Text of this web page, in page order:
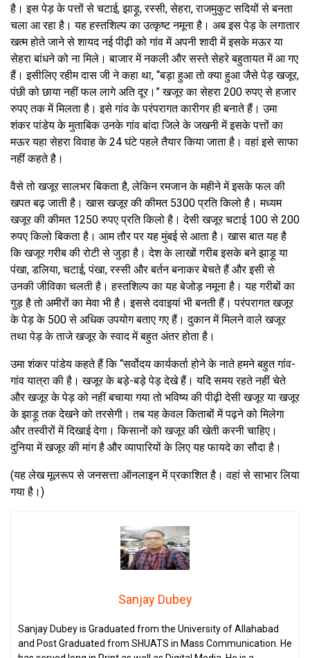
है। इस पेड़ के पत्तों से चटाई, झाड़ू, रस्सी, सेहरा, राजमुकुट सदियों से बनता
चला आ रहा है। यह हस्तशिल्प का उत्कृष्ट नमूना है। अब इस पेड़ के लगातार
खत्म होते जाने से शायद नई पीढ़ी को गांव में अपनी शादी में इसके मऊर या
सेहरा बांधने को ना मिले। बाजार में नकली और सस्ते सेहरे बहुतायत में आ गए
हैं। इसीलिए रहीम दास जी ने कहा था, “बड़ा हुआ तो क्या हुआ जैसे पेड़ खजूर,
पंछी को छाया नहीं फल लागे अति दूर।” खजूर का सेहरा 200 रुपए से हजार
रुपए तक में मिलता है। इसे गांव के परंपरागत कारीगर ही बनाते हैं। उमा
शंकर पांडेय के मुताबिक उनके गांव बांदा जिले के जखनी में इसके पत्तों का
मऊर यहा सेहरा विवाह के 24 घंटे पहले तैयार किया जाता है। वहां इसे साफा
नहीं कहते है।
वैसे तो खजूर सालभर बिकता है, लेकिन रमजान के महीने में इसके फल की
खपत बढ़ जाती है। खास खजूर की कीमत 5300 प्रति किलो है। मध्यम
खजूर की कीमत 1250 रुपए प्रति किलो है। देसी खजूर चटाई 100 से 200
रुपए किलो बिकता है। आम तौर पर यह मुंबई से आता है। खास बात यह है
कि खजूर गरीब की रोटी से जुड़ा है। देश के लाखों गरीब इसके बने झाड़ू या
पंखा, डलिया, चटाई, पंखा, रस्सी और बर्तन बनाकर बेचते हैं और इसी से
उनकी जीविका चलती है। हस्तशिल्प का यह बेजोड़ नमूना है। यह गरीबों का
गुड़ है तो अमीरों का मेवा भी है। इससे दवाइयां भी बनती हैं। परंपरागत खजूर
के पेड़ के 500 से अधिक उपयोग बताए गए हैं। दुकान में मिलने वाले खजूर
तथा पेड़ के ताजे खजूर के स्वाद में बहुत अंतर होता है।
उमा शंकर पांडेय कहते हैं कि “सर्वोदय कार्यकर्ता होने के नाते हमने बहुत गांव-
गांव यात्रा की है। खजूर के बड़े-बड़े पेड़ देखे हैं। यदि समय रहते नहीं चेते
और खजूर के पेड़ को नहीं बचाया गया तो भविष्य की पीढ़ी देसी खजूर या खजूर
के झाड़ू तक देखने को तरसेगी। तब यह केवल किताबों में पढ़ने को मिलेगा
और तस्वीरों में दिखाई देगा। किसानों को खजूर की खेती करनी चाहिए।
दुनिया में खजूर की मांग है और व्यापारियों के लिए यह फायदे का सौदा है।
(यह लेख मूलरूप से जनसत्ता ऑनलाइन में प्रकाशित है। वहां से साभार लिया
गया है।)
Sanjay Dubey
Sanjay Dubey is Graduated from the University of Allahabad
and Post Graduated from SHUATS in Mass Communication. He